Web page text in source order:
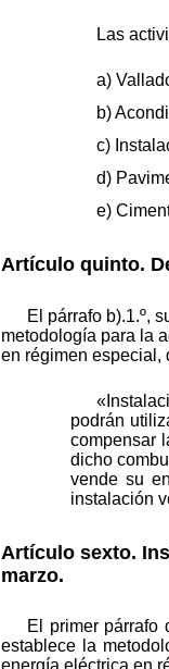
Las
a)
b)
c)
d)
e)
Artículo quinto.
El párrafo b).1.º,
metodología para la
en régimen especial,
podrán
compensar
dicho
vende su
instalación
Artículo sexto.
marzo.
El primer párrafo
establece la